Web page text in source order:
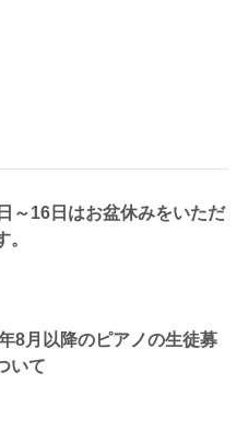
～16日はお盆休みをいただ
。
8月以降のピアノの生徒募
いて